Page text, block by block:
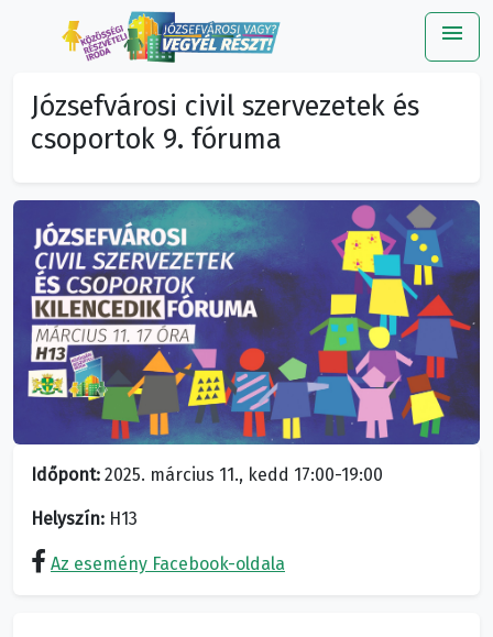
menu
Józsefvárosi civil szervezetek és
csoportok 9. fóruma
Időpont: 2025. március 11., kedd 17:00-19:00
Helyszín: H13
Az esemény Facebook-oldala